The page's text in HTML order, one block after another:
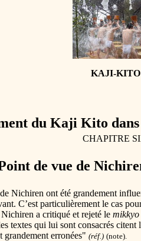
KAJI-KITO
du Kaji Kito
CHAPITRE
de vue de
Nichiren ont été grandement
C’est particulièrement le cas
a critiqué et rejeté le mikkyo
textes qui lui sont consacrés
grandement erronées" (réf.) (note).